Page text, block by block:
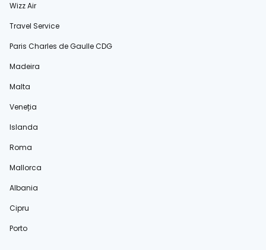
Wizz Air
Travel Service
Paris Charles de Gaulle CDG
Madeira
Malta
Veneția
Islanda
Roma
Mallorca
Albania
Cipru
Porto